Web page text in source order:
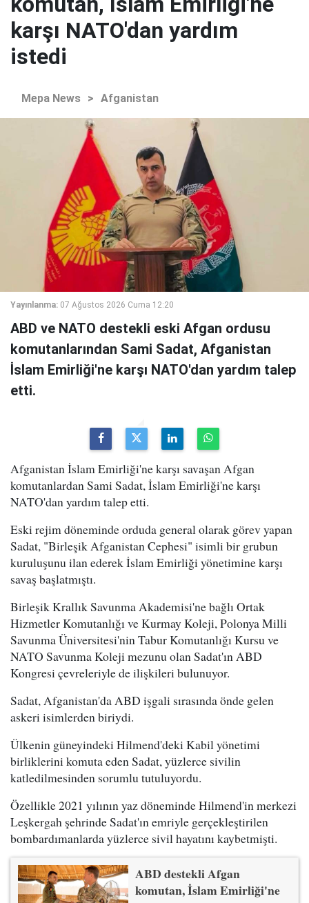
karşı NATO'dan yardım
istedi
Mepa News > Afganistan
Yayınlanma: 07 Ağustos 2026 Cuma 12:20
ABD ve NATO destekli eski Afgan ordusu
komutanlarından Sami Sadat, Afganistan
İslam Emirliği'ne karşı NATO'dan yardım talep
etti.
Afganistan İslam Emirliği'ne karşı savaşan Afgan
komutanlardan Sami Sadat, İslam Emirliği'ne karşı
NATO'dan yardım talep etti.
Eski rejim döneminde orduda general olarak görev yapan
Sadat, "Birleşik Afganistan Cephesi" isimli bir grubun
kuruluşunu ilan ederek İslam Emirliği yönetimine karşı
savaş başlatmıştı.
Birleşik Krallık Savunma Akademisi'ne bağlı Ortak
Hizmetler Komutanlığı ve Kurmay Koleji, Polonya Milli
Savunma Üniversitesi'nin Tabur Komutanlığı Kursu ve
NATO Savunma Koleji mezunu olan Sadat'ın ABD
Kongresi çevreleriyle de ilişkileri bulunuyor.
Sadat, Afganistan'da ABD işgali sırasında önde gelen
askeri isimlerden biriydi.
Ülkenin güneyindeki Hilmend'deki Kabil yönetimi
birliklerini komuta eden Sadat, yüzlerce sivilin
katledilmesinden sorumlu tutuluyordu.
Özellikle 2021 yılının yaz döneminde Hilmend'in merkezi
Leşkergah şehrinde Sadat'ın emriyle gerçekleştirilen
bombardımanlarda yüzlerce sivil hayatını kaybetmişti.
ABD destekli Afgan
komutan, İslam Emirliği'ne